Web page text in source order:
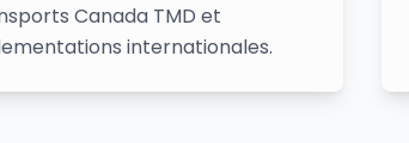
Canada TMD et
internationales.